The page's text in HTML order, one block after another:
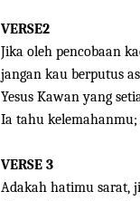
VERSE2
Jika oleh pencobaan
jangan kau berputus
Yesus Kawan yang
Ia tahu
VERSE 3
Adakah hatimu sarat,